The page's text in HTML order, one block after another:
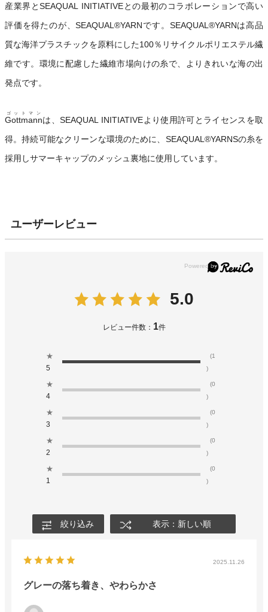
産業界とSEAQUAL INITIATIVEとの最初のコラボレーションで高い
評価を得たのが、SEAQUAL®YARNです。SEAQUAL®YARNは高品
質な海洋プラスチックを原料にした100％リサイクルポリエステル繊
維です。環境に配慮した繊維市場向けの糸で、よりきれいな海の出
発点です。
Gottmann
ゴットマン
は、SEAQUAL INITIATIVEより使用許可とライセンスを取
得。持続可能なクリーンな環境のために、SEAQUAL®YARNSの糸を
採用しサマーキャップのメッシュ裏地に使用しています。
ユーザーレビュー
5.0
レビュー件数： 1件
★
5
(1
)
★
4
(0
)
★
3
(0
)
★
2
(0
)
★
1
(0
)
絞り込み 表示：新しい順
2025.11.26
グレーの落ち着き、やわらかさ